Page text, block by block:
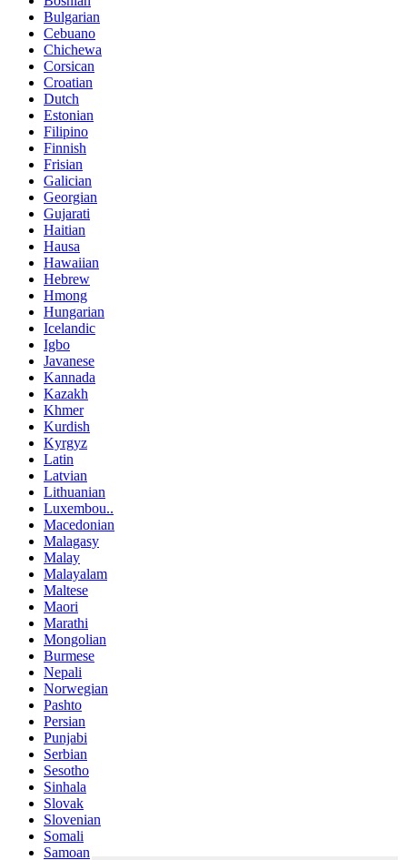
Bulgarian
Cebuano
Chichewa
Corsican
Croatian
Dutch
Estonian
Filipino
Finnish
Frisian
Galician
Georgian
Gujarati
Haitian
Hausa
Hawaiian
Hebrew
Hmong
Hungarian
Icelandic
Igbo
Javanese
Kannada
Kazakh
Khmer
Kurdish
Kyrgyz
Latin
Latvian
Lithuanian
Luxembou..
Macedonian
Malagasy
Malay
Malayalam
Maltese
Maori
Marathi
Mongolian
Burmese
Nepali
Norwegian
Pashto
Persian
Punjabi
Serbian
Sesotho
Sinhala
Slovak
Slovenian
Somali
Samoan